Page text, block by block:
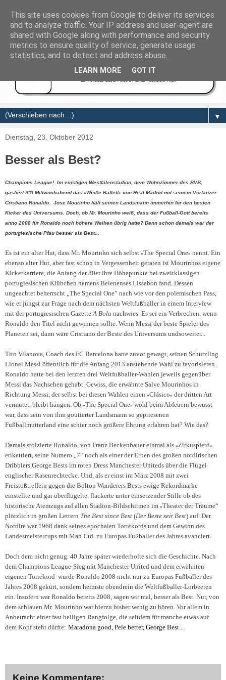
▼
Dienstag, 23. Oktober 2012
Besser als Best?
Champions League! Im einstigen Westfalenstadion, dem Wohnzimmer des BVB,
gastiertam Mittwochabenddas »Weiße Ballett« von Real Madrid mit seinem Vortänzer
Cristiano Ronaldo. Jose Mourinho hält seinen Landsmann immerhin für den besten
Kicker des Universums. Doch, ob Mr. Mourinho weiß, dass der Fußball-Gott bereits
anno 2008 für Ronaldo noch höhere Weihen übrig hatte? Denn schon damals war der
portugiesische Pfau besser als Best...
Es ist ein alter Hut, dass Mr. Mourinho sich selbst »The Special One« nennt. Ein
ebenso alter Hut, aber fast schon in Vergessenheit geraten ist Mourinhos eigene
Kickerkarriere, die Anfang der 80er ihre Höhepunkte bei zweitklassigen
portugiesischen Klübchen namens Belenenses Lissabon fand. Dessen
ungeachtet beherrscht „The Special One” nach wie vor den polemischen Pass,
wie er jüngst zur Frage nach dem nächsten Weltfußballer in einem Interview
mit der portugiesischen Gazette A Bola nachwies. Es sei ein Verbrechen, wenn
Ronaldo den Titel nicht gewinnen sollte. Wenn Messi der beste Spieler des
Planeten sei, dann wäre Cristiano der Beste des Universums undsoweiter...
Tito Vilanova, Coach des FC Barcelona hatte zuvor gewagt, seinen Schützling
Lionel Messi öffentlich für die Anfang 2013 anstehende Wahl zu favorisieren.
Ronaldo hatte bei den letzten drei Weltfußballer-Wahlen jeweils gegenüber
Messi das Nachsehen gehabt. Gewiss, die erwähnte Salve Mourinhos in
Richtung Messi, der selbst bei diesen Wahlen einen »Clásico« der dritten Art
vermutet, bleibt hängen. Ob »The Special One« wohl beim Abfeuern bewusst
war, dass sein von ihm goutierter Landsmann so gepriesenen
Fußballmutterland eine schier noch größere Ehrung erfahren hat? Wie das?
Damals stolzierte Ronaldo, von Franz Beckenbauer einmal als »Zirkuspferd«
etikettiert, seine Numero „7“ noch als einer der Erben des großen nordirischen
Dribblers George Bests im roten Dress Manchester Uniteds über die Flügel
englischer Rasenrechtecke. Und, als er einst im März 2008 mit zwei
Freistoßtreffern gegen die Bolton Wanderers Bests ewige Rekordmarke
einstellte und gar überflügelte, flackerte unter einsetzender Stille ob des
historische Atemzugs auf allen Stadion-Bildschirmen im »Theater der Träume“
plötzlich in großen Lettern The Best since Best (Der Beste seit Best) auf. Der
Nordire war 1968 dank seines epochalen Torrekords und dem Gewinn des
Landesmeistercups mit Man Utd. zu Europas Fußballer des Jahres avanciert.
Doch dem nicht genug. 40 Jahre später wiederholte sich die Geschichte. Nach
dem Champions League-Sieg mit Manchester United und dem erwähnten
eigenen Torrekord wurde Ronaldo 2008 nicht nur zu Europas Fußballer des
Jahres 2008 gekürt, sondern heimste obendrein die Weltfußballer-Lorbeeren
ein. Insofern war Ronaldo bereits 2008, sagen wir mal, besser als Best. Nur, von
dem schlauen Mr. Mourinho war hierzu bisher wenig zu hören. Vor allem in
Anbetracht einer fast heiligen Rangfolge, die seitdem für manche etwas auf
dem Kopf steht dürfte: Maradona good, Pele better, George Best
Keine Kommentare:
This site uses cookies from Google to deliver its services
and to analyze traffic. Your IP address and user-agent are
shared with Google along with performance and security
metrics to ensure quality of service, generate usage
statistics, and to detect and address abuse.
LEARN MORE GOT IT